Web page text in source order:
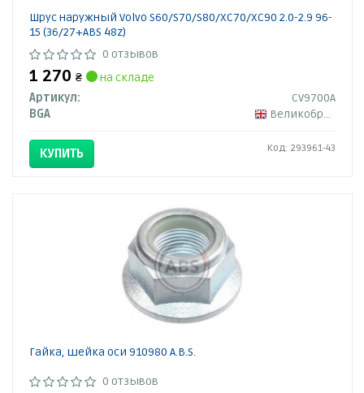
Шрус наружный Volvo S60/S70/S80/XC70/XC90 2.0-2.9 96-
15 (36/27+ABS 48z)
0 отзывов
1 270 ₴
на складе
Артикул:
CV9700A
BGA
Великобритания
КУПИТЬ Код: 293961-43
Гайка, шейка оси 910980 A.B.S.
0 отзывов